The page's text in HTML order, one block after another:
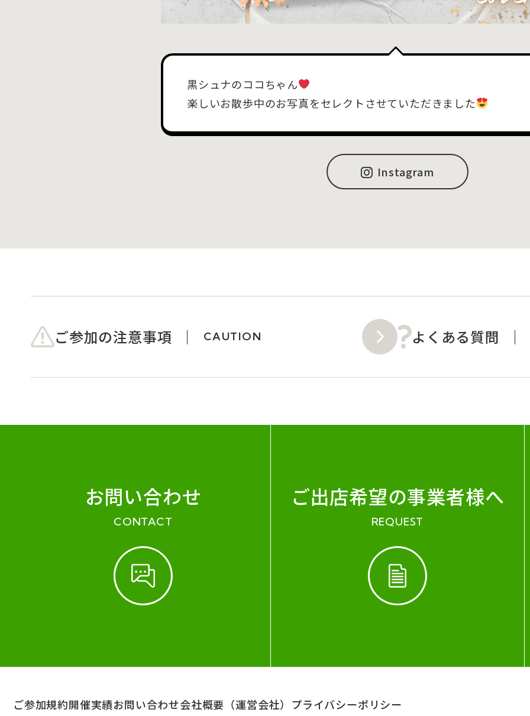
黒シュナのココちゃん
楽しいお散歩中のお写真をセレクトさせていただきました
Instagram
ご参加の注意事項 CAUTION よくある質問
お問い合わせ
CONTACT
ご出店希望の事業者様へ
REQUEST
ご参加規約開催実績お問い合わせ会社概要（運営会社） プライバシーポリシー